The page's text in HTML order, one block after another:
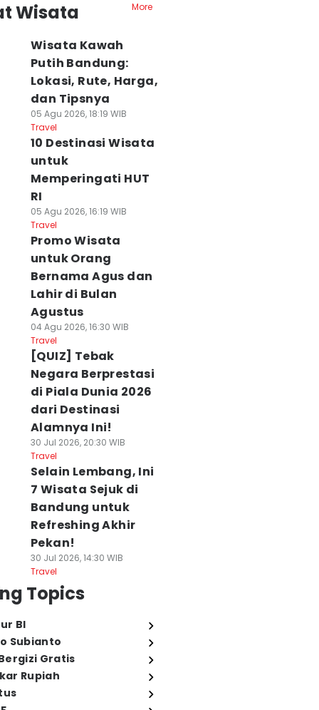
Wisata
More
Wisata Kawah
Putih Bandung:
Lokasi, Rute, Harga,
dan Tipsnya
05 Agu 2026, 18:19 WIB
Travel
10 Destinasi Wisata
untuk
Memperingati HUT
RI
05 Agu 2026, 16:19 WIB
Travel
Promo Wisata
untuk Orang
Bernama Agus dan
Lahir di Bulan
Agustus
04 Agu 2026, 16:30 WIB
Travel
[QUIZ] Tebak
Negara Berprestasi
di Piala Dunia 2026
dari Destinasi
Alamnya Ini!
30 Jul 2026, 20:30 WIB
Travel
Selain Lembang, Ini
7 Wisata Sejuk di
Bandung untuk
Refreshing Akhir
Pekan!
30 Jul 2026, 14:30 WIB
Travel
Topics
BI
Subianto
Gratis
Rupiah